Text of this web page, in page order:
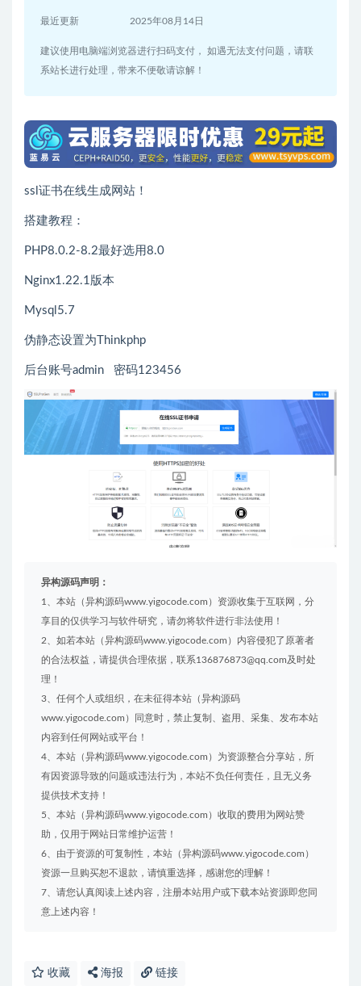
最近更新 2025年08月14日
建议使用电脑端浏览器进行扫码支付， 如遇无法支付问题，请联
系站长进行处理，带来不便敬请谅解！
ssl证书在线生成网站！
搭建教程：
PHP8.0.2-8.2最好选用8.0
Nginx1.22.1版本
Mysql5.7
伪静态设置为Thinkphp
后台账号admin 密码123456
异构源码声明：
1、本站（异构源码www.yigocode.com）资源收集于互联网，分
享目的仅供学习与软件研究，请勿将软件进行非法使用！
2、如若本站（异构源码www.yigocode.com）内容侵犯了原著者
的合法权益，请提供合理依据，联系136876873@qq.com及时处
理！
3、任何个人或组织，在未征得本站（异构源码
www.yigocode.com）同意时，禁止复制、盗用、采集、发布本站
内容到任何网站或平台！
4、本站（异构源码www.yigocode.com）为资源整合分享站，所
有因资源导致的问题或违法行为，本站不负任何责任，且无义务
提供技术支持！
5、本站（异构源码www.yigocode.com）收取的费用为网站赞
助，仅用于网站日常维护运营！
6、由于资源的可复制性，本站（异构源码www.yigocode.com）
资源一旦购买恕不退款，请慎重选择，感谢您的理解！
7、请您认真阅读上述内容，注册本站用户或下载本站资源即您同
意上述内容！
收藏 海报 链接